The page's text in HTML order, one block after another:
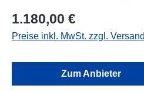
1.180,00 €
Preise inkl. MwSt. zzgl.
Zum Anbieter